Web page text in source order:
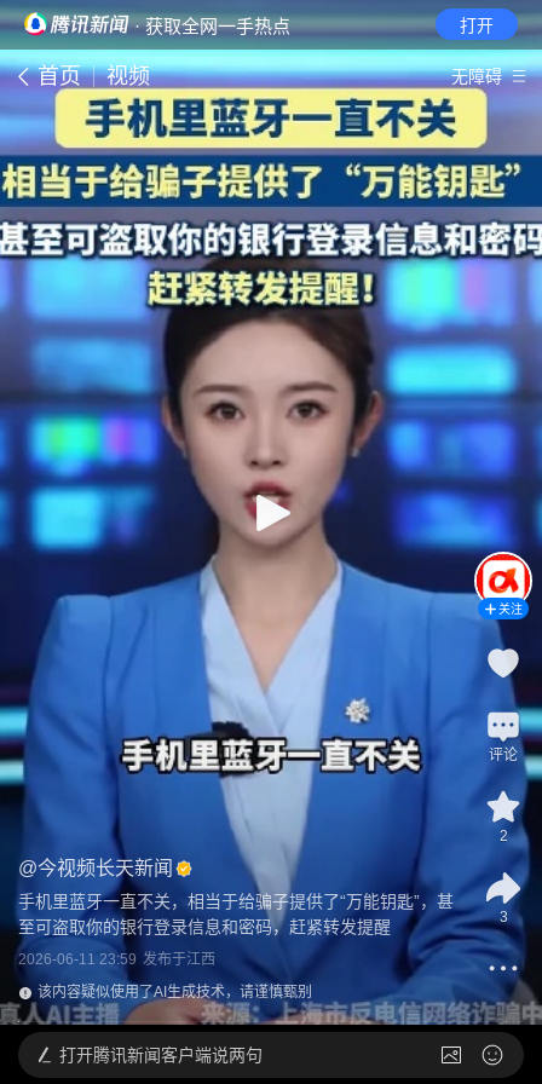
· 获取全网一手热点 打开
首页 视频 无障碍
@今视频长天新闻
手机里蓝牙一直不关，相当于给骗子提供了“万能钥匙”，甚
至可盗取你的银行登录信息和密码，赶紧转发提醒
2026-06-11 23:59 发布于江西
该内容疑似使用了AI生成技术，请谨慎甄别
关注
评论
2
3
打开腾讯新闻客户端说两句